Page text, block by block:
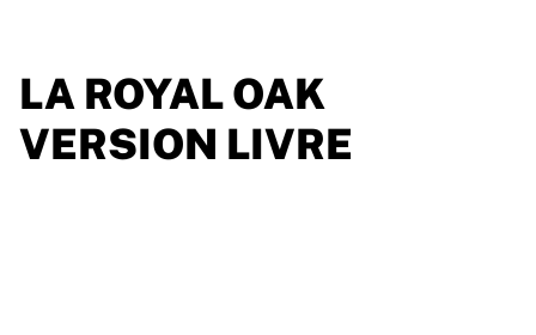
LA ROYAL OAK
VERSION LIVRE